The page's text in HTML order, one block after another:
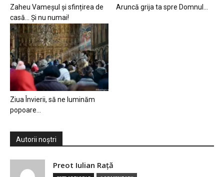
Zaheu Vameșul și sfințirea de
casă… Și nu numai!
Aruncă grija ta spre Domnul…
Ziua Învierii, să ne luminăm
popoare…
Autorii noștri
Preot Iulian Raţă